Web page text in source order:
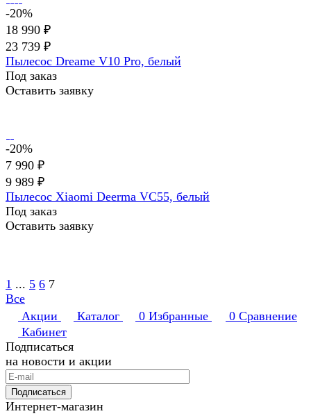
-20%
18 990 ₽
23 739 ₽
Пылесос Dreame V10 Pro, белый
Под заказ
Оставить заявку
-20%
7 990 ₽
9 989 ₽
Пылесос Xiaomi Deerma VC55, белый
Под заказ
Оставить заявку
1 ... 5 6 7
Все
Акции
Каталог 0 Избранные 0 Сравнение
Кабинет
Подписаться
на новости и акции
Подписаться
Интернет-магазин